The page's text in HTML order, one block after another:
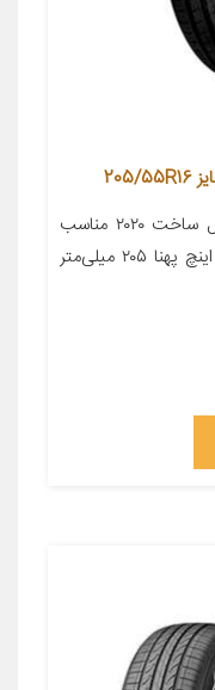
معرفی محصول جزئیات محصول سال ساخت ۲۰۲۰ مناسب
برای خودرو جک J۵ اندازه رینگ ۱۶ اینچ پهنا ۲۰۵ میلی‌متر